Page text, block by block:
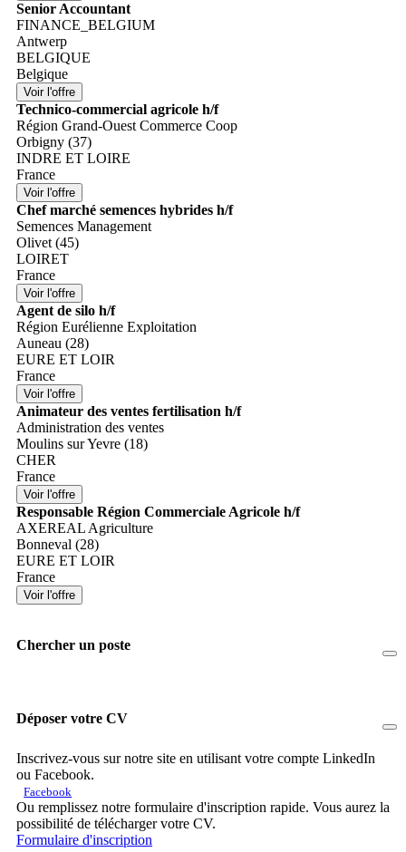
Senior Accountant
FINANCE_BELGIUM
Antwerp
BELGIQUE
Belgique
Technico-commercial agricole h/f
Région Grand-Ouest Commerce Coop
Orbigny (37)
INDRE ET LOIRE
France
Chef marché semences hybrides h/f
Semences Management
Olivet (45)
LOIRET
France
Agent de silo h/f
Région Eurélienne Exploitation
Auneau (28)
EURE ET LOIR
France
Animateur des ventes fertilisation h/f
Administration des ventes
Moulins sur Yevre (18)
CHER
France
Responsable Région Commerciale Agricole h/f
AXEREAL Agriculture
Bonneval (28)
EURE ET LOIR
France
Chercher un poste
Déposer votre CV
Inscrivez-vous sur notre site en utilisant votre compte LinkedIn
ou Facebook.
Facebook
Ou remplissez notre formulaire d'inscription rapide. Vous aurez la
possibilité de télécharger votre CV.
Formulaire d'inscription